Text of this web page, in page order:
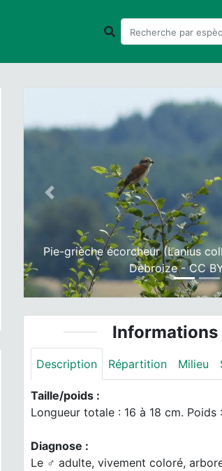
Pie-grièche écorcheur (Lanius
Debroize - CC
Previous
Informations
Description Répartition Milieu
Taille/poids :
Longueur totale : 16 à 18 cm. Poids
Diagnose :
Le ♂ adulte, vivement coloré,